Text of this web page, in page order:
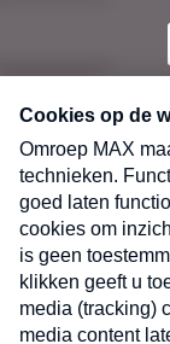
CONTACT